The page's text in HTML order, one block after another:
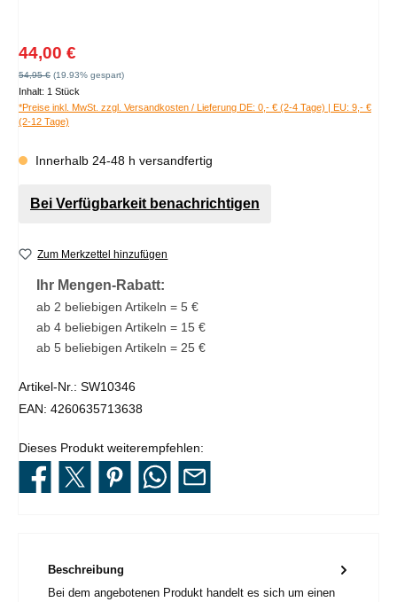
Verkaufspreis:
44,00 €
Regulärer Preis:
54,95 € (19.93% gespart)
Inhalt: 1 Stück
*Preise inkl. MwSt. zzgl. Versandkosten / Lieferung DE: 0,- € (2-4 Tage) | EU: 9,- €
(2-12 Tage)
Innerhalb 24-48 h versandfertig
Bei Verfügbarkeit benachrichtigen
Zum Merkzettel hinzufügen
Ihr Mengen-Rabatt:
ab 2 beliebigen Artikeln = 5 €
ab 4 beliebigen Artikeln = 15 €
ab 5 beliebigen Artikeln = 25 €
Artikel-Nr.: SW10346
EAN: 4260635713638
Dieses Produkt weiterempfehlen:
Beschreibung
Bei dem angebotenen Produkt handelt es sich um einen